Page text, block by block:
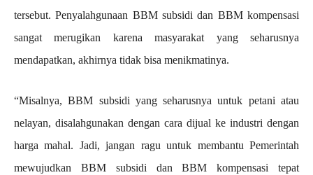
tersebut. Penyalahgunaan BBM subsidi dan BBM kompensasi
sangat merugikan karena masyarakat yang seharusnya
mendapatkan, akhirnya tidak bisa menikmatinya.
“Misalnya, BBM subsidi yang seharusnya untuk petani atau
nelayan, disalahgunakan dengan cara dijual ke industri dengan
harga mahal. Jadi, jangan ragu untuk membantu Pemerintah
mewujudkan BBM subsidi dan BBM kompensasi tepat